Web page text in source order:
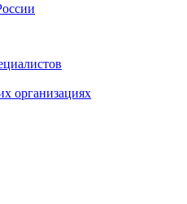
организациях